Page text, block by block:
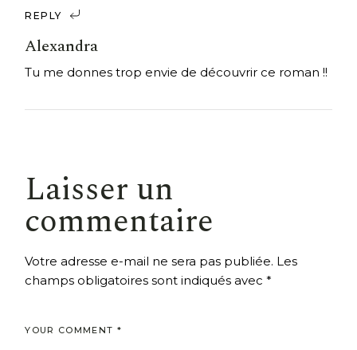
REPLY
Alexandra
Tu me donnes trop envie de découvrir ce roman !!
Laisser un
commentaire
Votre adresse e-mail ne sera pas publiée. Les
champs obligatoires sont indiqués avec*